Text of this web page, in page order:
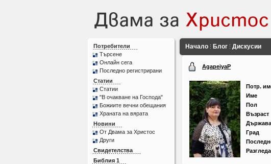
Потребители
Търсене
Онлайн сега
Последно регистрирани
Статии
Статии
"В очакване на Господа"
Божиите вечни обещания
Храната на вярата
Новини
От Двама за Христос
Други
Свидетелства
Библия 1
Начало Блог Дискусии
AgapeiyaP
Потр.
Име
Пол
Възраст
Държава
Град